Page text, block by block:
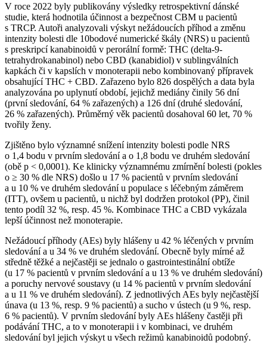
V roce 2022 byly publikovány výsledky retrospektivní dánské
studie, která hodnotila účinnost a bezpečnost CBM u pacientů
s TRCP. Autoři analyzovali výskyt nežádoucích příhod a změnu
intenzity bolesti dle 10bodové numerické škály (NRS) u pacientů
s preskripcí kanabinoidů v perorální formě: THC (delta-9-
tetrahydrokanabinol) nebo CBD (kanabidiol) v sublingválních
kapkách či v kapslích v monoterapii nebo kombinovaný přípravek
obsahující THC + CBD. Zařazeno bylo 826 dospělých a data byla
analyzována po uplynutí období, jejichž mediány činily 56 dní
(první sledování, 64 % zařazených) a 126 dní (druhé sledování,
26 % zařazených). Průměrný věk pacientů dosahoval 60 let, 70 %
tvořily ženy.
Zjištěno bylo významné snížení intenzity bolesti podle NRS
o 1,4 bodu v prvním sledování a o 1,8 bodu ve druhém sledování
(obě p < 0,0001). Ke klinicky významnému zmírnění bolesti (pokles
o ≥ 30 % dle NRS) došlo u 17 % pacientů v prvním sledování
a u 10 % ve druhém sledování u populace s léčebným záměrem
(ITT), ovšem u pacientů, u nichž byl dodržen protokol (PP), činil
tento podíl 32 %, resp. 45 %. Kombinace THC a CBD vykázala
lepší účinnost než monoterapie.
Nežádoucí příhody (AEs) byly hlášeny u 42 % léčených v prvním
sledování a u 34 % ve druhém sledování. Obecně byly mírné až
středně těžké a nejčastěji se jednalo o gastrointestinální obtíže
(u 17 % pacientů v prvním sledování a u 13 % ve druhém sledování)
a poruchy nervové soustavy (u 14 % pacientů v prvním sledování
a u 11 % ve druhém sledování). Z jednotlivých AEs byly nejčastější
únava (u 13 %, resp. 9 % pacientů) a sucho v ústech (u 9 %, resp.
6 % pacientů). V prvním sledování byly AEs hlášeny častěji při
podávání THC, a to v monoterapii i v kombinaci, ve druhém
sledování byl jejich výskyt u všech režimů kanabinoidů podobný.